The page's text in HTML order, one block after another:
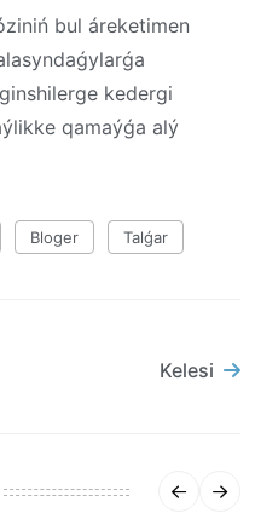
bul áreketimen
kedergi
qamaýǵa alý
Bloger Talǵar
Kelesi